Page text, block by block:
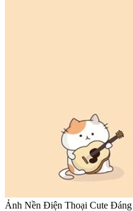
Ảnh Nền Điện Thoại Cute Đáng